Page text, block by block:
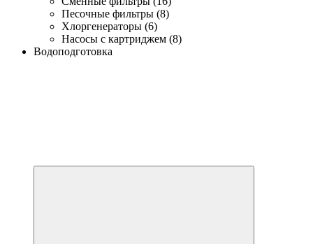
Песочные фильтры (8)
Хлоргенераторы (6)
Насосы с картриджем (8)
Водоподготовка